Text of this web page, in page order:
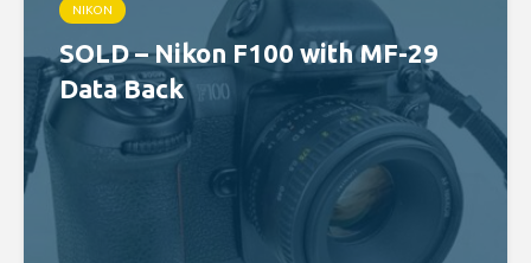
NIKON
SOLD – Nikon F100 with MF-29
Data Back